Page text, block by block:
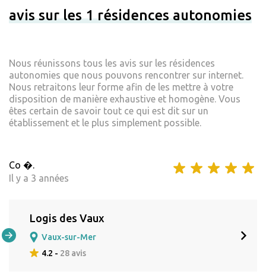
avis sur les 1 résidences autonomies
Nous réunissons tous les avis sur les résidences
autonomies que nous pouvons rencontrer sur internet.
Nous retraitons leur forme afin de les mettre à votre
disposition de manière exhaustive et homogène. Vous
êtes certain de savoir tout ce qui est dit sur un
établissement et le plus simplement possible.
Co �.
Il y a 3 années
Logis des Vaux
Vaux-sur-Mer
4.2 - 28 avis